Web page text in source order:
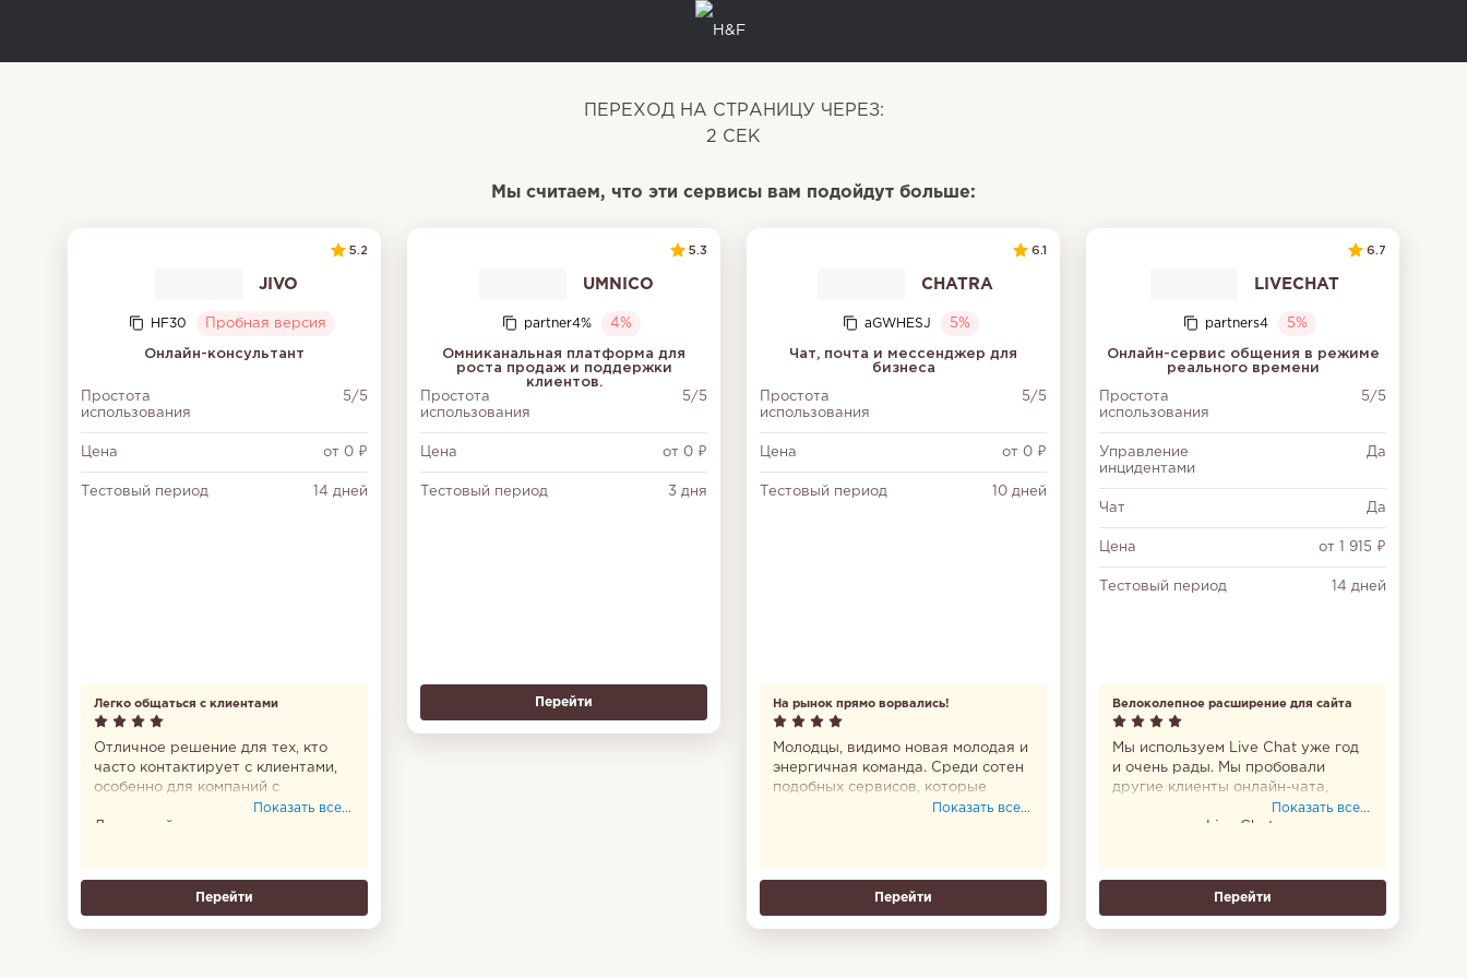
ПЕРЕХОД НА СТРАНИЦУ ЧЕРЕЗ:
2 СЕК
Мы считаем, что эти сервисы вам подойдут больше:
5.2
JIVO
HF30 Пробная версия
Онлайн-консультант
Простота
использования
5/5
Цена от 0 ₽
Тестовый период 14 дней
Легко общаться с клиентами
Отличное решение для тех, кто
часто контактирует с клиентами,
особенно для компаний с
послепродажным обслуживанием.
Людям сейчас проще написать в
клиентов. Все сообщения на виду,
Показать все...
Перейти
5.3
UMNICO
partner4% 4%
Омниканальная платформа для
роста продаж и поддержки
клиентов.
Простота
использования
5/5
Цена от 0 ₽
Тестовый период 3 дня
Перейти
6.1
CHATRA
aGWHESJ 5%
Чат, почта и мессенджер для
бизнеса
Простота
использования
5/5
Цена от 0 ₽
Тестовый период 10 дней
На рынок прямо ворвались!
Молодцы, видимо новая молодая и
энергичная команда. Среди сотен
подобных сервисов, которые
давно уже вяло плывут поПоказать все...
Перейти
6.7
LIVECHAT
partners4 5%
Онлайн-сервис общения в режиме
реального времени
Простота
использования
5/5
Управление
инцидентами
Да
Чат Да
Цена от 1 915 ₽
Тестовый период 14 дней
Велоколепное расширение для сайта
Мы используем Live Chat уже год
и очень рады. Мы пробовали
другие клиенты онлайн-чата,
такие как Olark и Zopim, но в итоге
вернулись к Live Chat, потому что
увеличить эффективность. Если
Показать все...
Перейти